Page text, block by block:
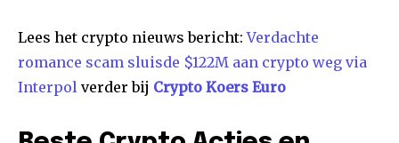
Lees het crypto nieuws bericht:Verdachte
romance scam sluisde $122M aan crypto weg via
Interpol verder bij Crypto Koers Euro